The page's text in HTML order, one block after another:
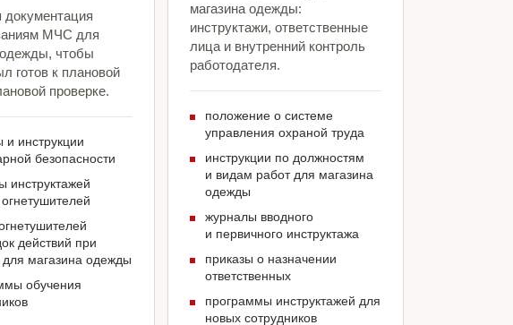
МЧС для
одежды, чтобы
готов к плановой
проверке.
и инструкции
безопасности
инструктажей
действий при
магазина одежды
обучения
магазина одежды:
инструктажи, ответственные
лица и внутренний контроль
работодателя.
положение о системе
управления охраной труда
инструкции по должностям
и видам работ для магазина
одежды
журналы вводного
и первичного инструктажа
приказы о назначении
ответственных
программы инструктажей для
новых сотрудников